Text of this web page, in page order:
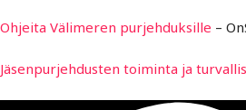
Ohjeita Välimeren purjehduksille –
Jäsenpurjehdusten toiminta ja